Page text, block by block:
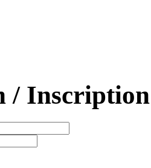
/ Inscription